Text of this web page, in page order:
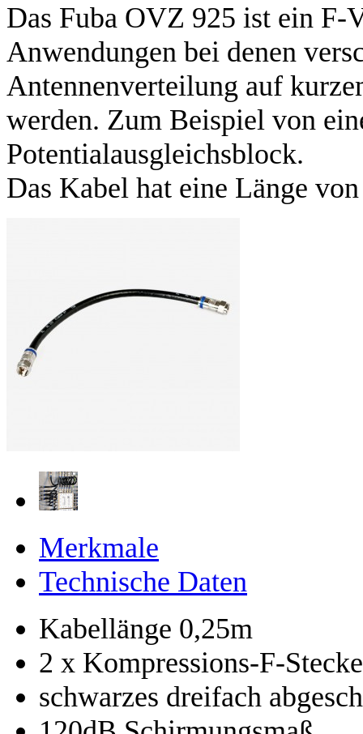
Das Fuba OVZ 925 ist ein F-
Anwendungen bei denen
Antennenverteilung auf
werden. Zum Beispiel von
Potentialausgleichsblock.
Das Kabel hat eine Länge
Merkmale
Technische Daten
Kabellänge 0,25m
2 x Kompressions-F-
schwarzes dreifach